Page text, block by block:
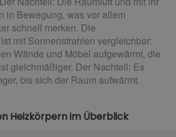
in Bewegung, was vor allem
schnell merken. Die
mit Sonnenstrahlen vergleichbar:
Wände und Möbel aufgewärmt, die
gleichmäßiger. Der Nachteil: Es
bis sich der Raum aufwärmt.
Heizkörpern im Überblick